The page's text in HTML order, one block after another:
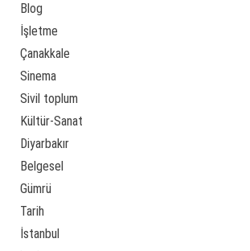
Blog
İşletme
Çanakkale
Sinema
Sivil toplum
Kültür-Sanat
Diyarbakır
Belgesel
Gümrü
Tarih
İstanbul